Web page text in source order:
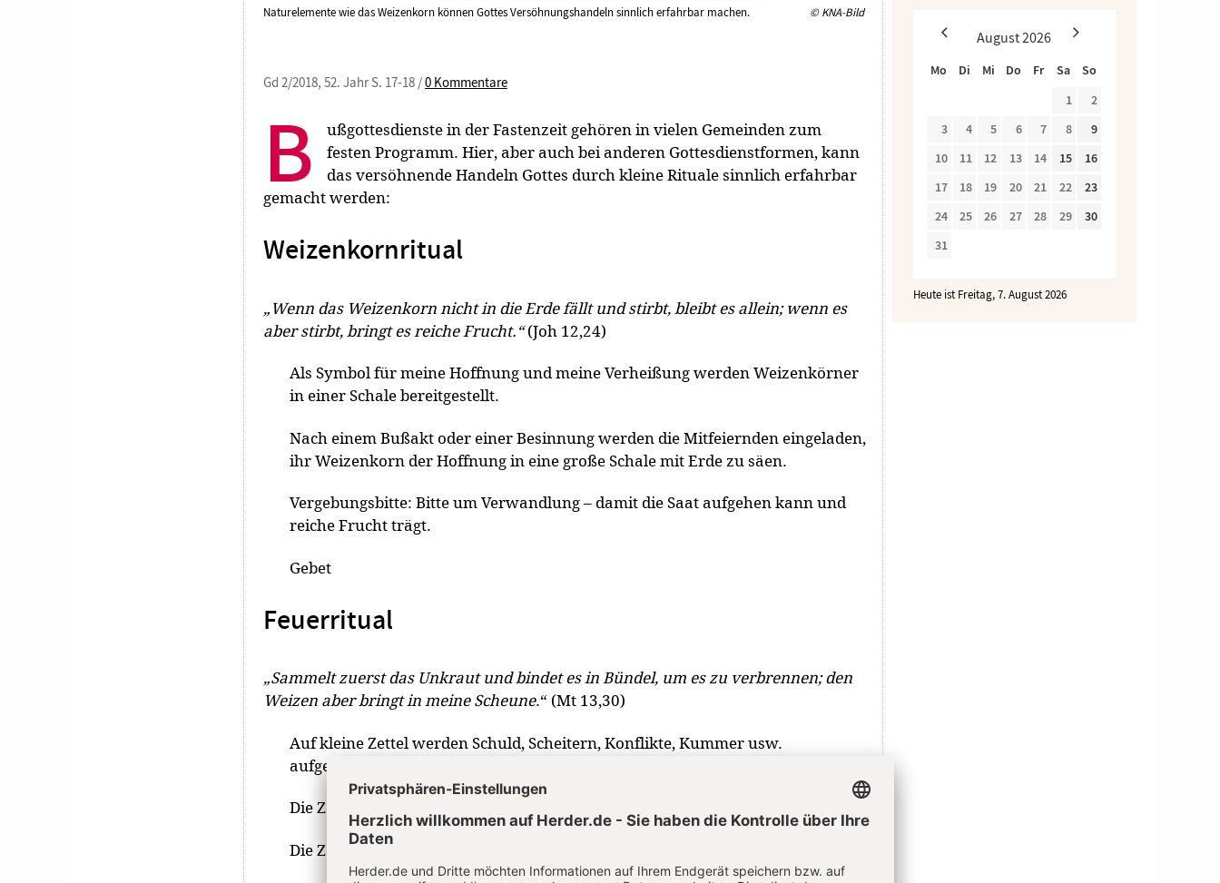
Naturelemente wie das Weizenkorn können Gottes Versöhnungshandeln sinnlich erfahrbar machen. © KNA-Bild
Gd 2/2018, 52. Jahr S. 17-18 /0 Kommentare
B
ußgottesdienste in der Fastenzeit gehören in vielen Gemeinden zum
festen Programm. Hier, aber auch bei anderen Gottesdienstformen, kann
das versöhnende Handeln Gottes durch kleine Rituale sinnlich erfahrbar
gemacht werden:
Weizenkornritual
„Wenn das Weizenkorn nicht in die Erde fällt und stirbt, bleibt es allein; wenn es
aber stirbt, bringt es reiche Frucht.“(Joh 12,24)
Als Symbol für meine Hoffnung und meine Verheißung werden Weizenkörner
in einer Schale bereitgestellt.
Nach einem Bußakt oder einer Besinnung werden die Mitfeiernden eingeladen,
ihr Weizenkorn der Hoffnung in eine große Schale mit Erde zu säen.
Vergebungsbitte: Bitte um Verwandlung – damit die Saat aufgehen kann und
reiche Frucht trägt.
Gebet
Feuerritual
„Sammelt zuerst das Unkraut und bindet es in Bündel, um es zu verbrennen; den
Weizen aber bringt in meine Scheune.“ (Mt 13,30)
Auf kleine Zettel werden Schuld, Scheitern, Konflikte, Kummer usw.
aufgeschrieben.
Die Zettel werden zerknüllt und in eine Tonschale geworfen.
Die Zettel werden anschließend angezündet.
August2026
Mo Di Mi Do Fr Sa
So
1
2
3
4 5 6 7 8
9
10
11 12 13 14 15
16
17
18 19 20 21 22
23
24
25 26 27 28 29
30
31
Heute ist Freitag, 7. August 2026